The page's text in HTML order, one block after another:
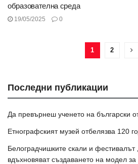
образователна среда
19/05/2025 0
1 2
Последни публикации
Да превърнеш ученето на български
Етнографският музей отбелязва 120
Белоградчишките скали и фестивалът
вдъхновяват създаването на модел